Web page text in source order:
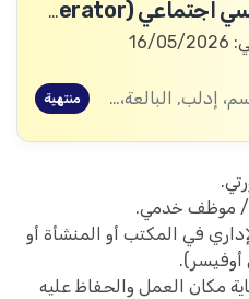
عامل دعم نفسي اجتماعي (PSS Operator)
إحسم، إدلب, البالعة، إدلب, بليون، إدلب, مرعيان، إدلب منتهية
/ موظف خدمي.
في المكتب أو المنشأة أو
أوفيسر).
مكان العمل والحفاظ عليه